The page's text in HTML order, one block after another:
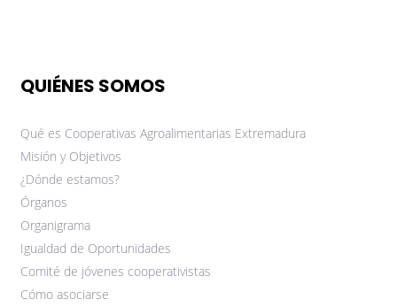
QUIÉNES SOMOS
Qué es Cooperativas Agroalimentarias Extremadura
Misión y Objetivos
¿Dónde estamos?
Órganos
Organigrama
Igualdad de Oportunidades
Comité de jóvenes cooperativistas
Cómo asociarse